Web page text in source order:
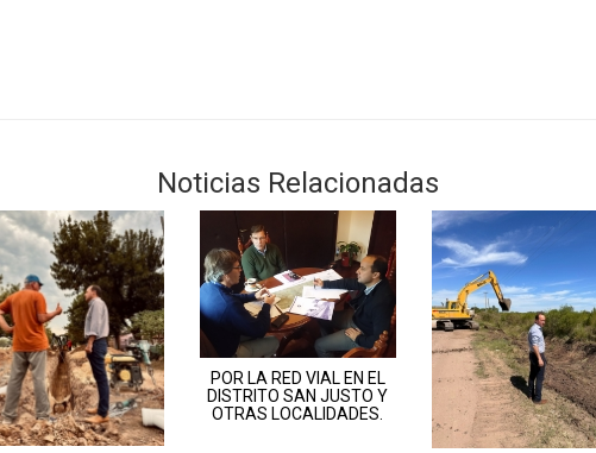
Noticias Relacionadas
POR LA RED VIAL EN EL
DISTRITO SAN JUSTO Y
OTRAS LOCALIDADES.